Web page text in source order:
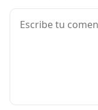
Comentario